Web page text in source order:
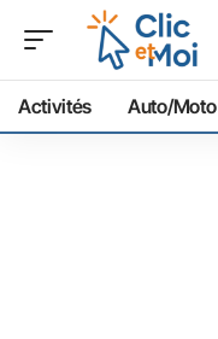
Activités Auto/Moto